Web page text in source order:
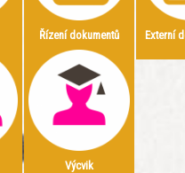
Řízení dokumentů Externí
Výcvik